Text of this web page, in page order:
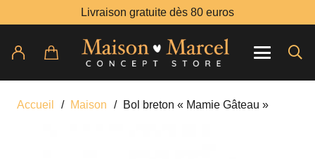
Livraison gratuite dès 80 euros
Accueil / Maison / Bol breton « Mamie Gâteau »